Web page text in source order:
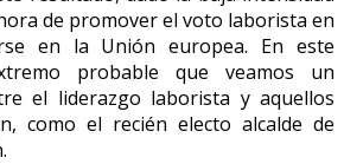
de promover el voto laborista en
en la Unión europea. En este
probable que veamos un
el liderazgo laborista y aquellos
como el recién electo alcalde de